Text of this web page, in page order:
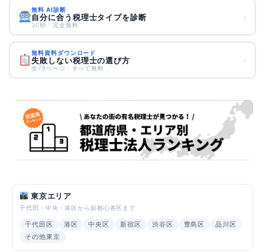
無料 AI診断
自分に合う税理士タイプを診断
30秒・完全無料
›
無料資料ダウンロード
失敗しない税理士の選び方
全78ページ・すべて無料
›
東京エリア
千代田・中央・港区から副都心各区まで
千代田区 港区 中央区 新宿区 渋谷区 豊島区
品川区
その他東京